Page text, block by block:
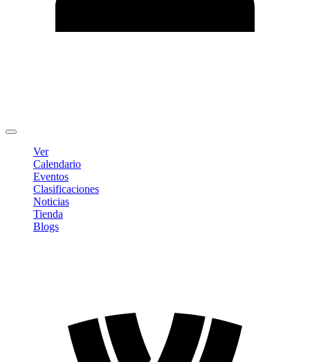
Ver
Calendario
Eventos
Clasificaciones
Noticias
Tienda
Blogs